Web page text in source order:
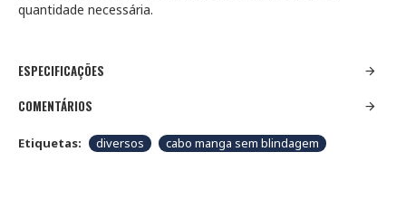
quantidade necessária.
ESPECIFICAÇÕES
COMENTÁRIOS
Etiquetas: diversos cabo manga sem blindagem